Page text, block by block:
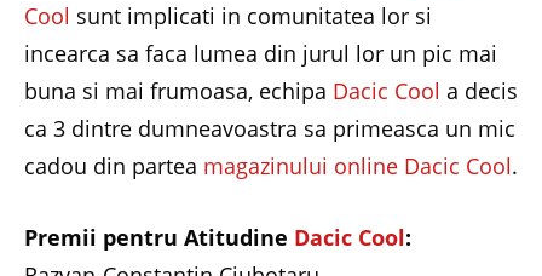
Cool sunt implicati in comunitatea lor si
incearca sa faca lumea din jurul lor un pic mai
buna si mai frumoasa, echipa Dacic Cool a decis
ca 3 dintre dumneavoastra sa primeasca un mic
cadou din partea magazinului online Dacic Cool.
Premii pentru Atitudine Dacic Cool: